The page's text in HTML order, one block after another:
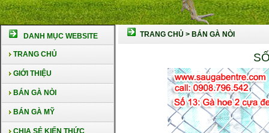
DANH MỤC WEBSITE
TRANG CHỦ
GIỚI THIỆU
BÁN GÀ NÒI
BÁN GÀ MỸ
CHIA SẺ KIẾN THỨC
TRANG CHỦ > BÁN GÀ NÒI